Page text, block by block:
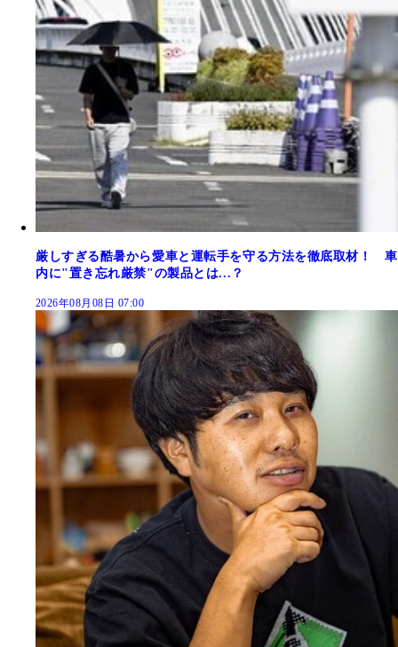
厳しすぎる酷暑から愛車と運転手を守る方法を徹底取材！ 車
内に"置き忘れ厳禁"の製品とは...？
2026年08月08日 07:00